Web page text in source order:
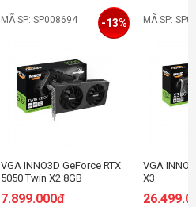
MÃ SP: SP008694
VGA INNO3D GeForce RTX
5050 Twin X2 8GB
7.899.000đ
-13% MÃ SP:
VGA
X3